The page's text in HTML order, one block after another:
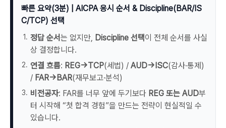
빠른 요약(3분) | AICPA 응시 순서 & Discipline(BAR/IS
C/TCP) 선택
정답 순서는 없지만, Discipline 선택이 전체 순서를 사실
상 결정합니다.
연결 흐름: REG→TCP(세법) / AUD→ISC(감사·통제)
/ FAR→BAR(재무보고·분석)
비전공자: FAR를 너무 앞에 두기보다 REG 또는 AUD부
터 시작해 “첫 합격 경험”을 만드는 전략이 현실적일 수
있습니다.